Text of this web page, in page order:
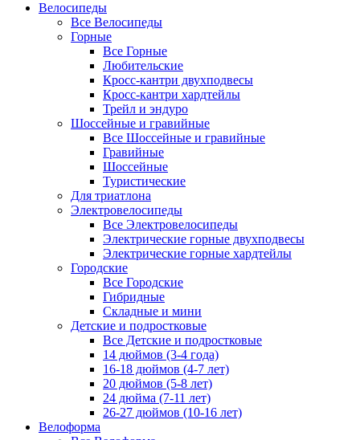
Велосипеды
Все Велосипеды
Горные
Все Горные
Любительские
Кросс-кантри двухподвесы
Кросс-кантри хардтейлы
Трейл и эндуро
Шоссейные и гравийные
Все Шоссейные и гравийные
Гравийные
Шоссейные
Туристические
Для триатлона
Электровелосипеды
Все Электровелосипеды
Электрические горные двухподвесы
Электрические горные хардтейлы
Городские
Все Городские
Гибридные
Складные и мини
Детские и подростковые
Все Детские и подростковые
14 дюймов (3-4 года)
16-18 дюймов (4-7 лет)
20 дюймов (5-8 лет)
24 дюйма (7-11 лет)
26-27 дюймов (10-16 лет)
Велоформа